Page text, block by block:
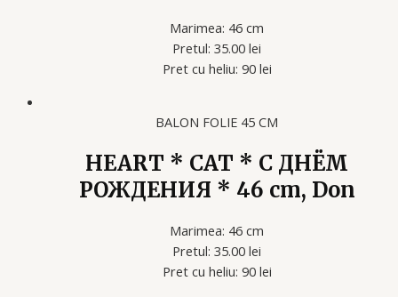
Marimea: 46 cm
Pretul: 35.00 lei
Pret cu heliu: 90 lei
BALON FOLIE 45 CM
HEART * CAT * С ДНЁМ
РОЖДЕНИЯ * 46 cm, Don
Marimea: 46 cm
Pretul: 35.00 lei
Pret cu heliu: 90 lei